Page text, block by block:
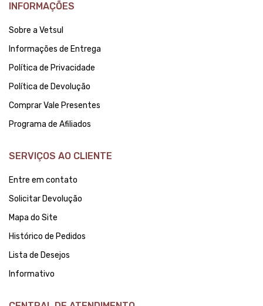
INFORMAÇÕES
Sobre a Vetsul
Informações de Entrega
Política de Privacidade
Política de Devolução
Comprar Vale Presentes
Programa de Afiliados
SERVIÇOS AO CLIENTE
Entre em contato
Solicitar Devolução
Mapa do Site
Histórico de Pedidos
Lista de Desejos
Informativo